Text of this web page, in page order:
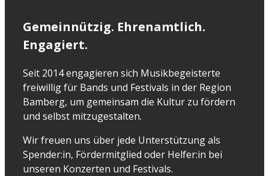
Gemeinnützig. Ehrenamtlich.
Engagiert.
Seit 2014 engagieren sich Musikbegeisterte
freiwillig für Bands und Festivals in der Region
Bamberg, um gemeinsam die Kultur zu fördern
und selbst mitzugestalten.
Wir freuen uns über jede Unterstützung als
Spender:in, Fördermitglied oder Helfer:in bei
unseren Konzerten und Festivals.